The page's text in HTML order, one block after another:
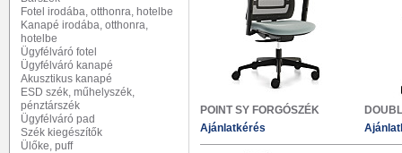
Fotel irodába, otthonra, hotelbe
Kanapé irodába, otthonra,
hotelbe
Ügyfélváró fotel
Ügyfélváró kanapé
Akusztikus kanapé
ESD szék, műhelyszék,
pénztárszék
Ügyfélváró pad
Szék kiegészítők
Ülőke, puff
POINT SY FORGÓSZÉK
Ajánlatkérés